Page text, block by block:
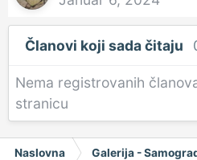
Članovi koji sada čitaju
Nema registrovanih
stranicu
Naslovna Galerija -